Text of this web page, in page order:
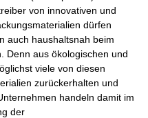
von innovativen und
dürfen
auch haushaltsnah beim
Denn aus ökologischen und
viele von diesen
zurückerhalten und
handeln damit im
der